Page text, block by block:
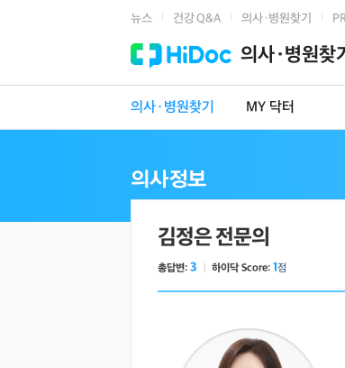
뉴스 건강 Q&A 의사·병원찾기
의사·병원찾기
의사·병원찾기 MY 닥터
김정은 전문의
총답변: 3 하이닥 Score: 1점